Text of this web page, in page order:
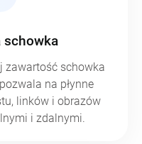
schowka
zawartość schowka
na płynne
linków i obrazów
i zdalnymi.